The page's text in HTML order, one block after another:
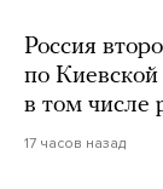
Россия
по Киевской
в том числе
17 часов назад